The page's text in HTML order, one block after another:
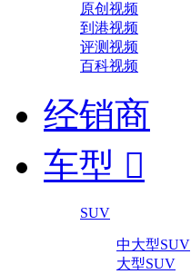
原创视频
到港视频
评测视频
百科视频
经销商
车型 
SUV
中大型SUV
大型SUV